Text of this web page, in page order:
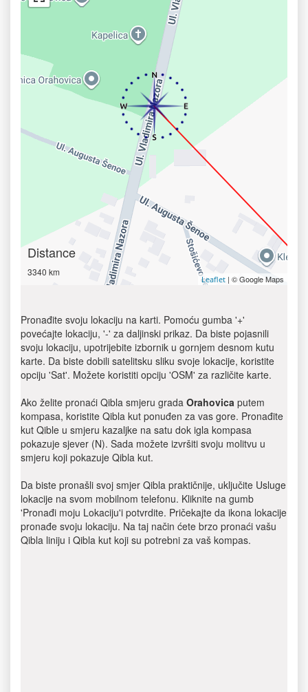
Distance
3340 km
Leaflet | © Google Maps
Pronađite svoju lokaciju na karti. Pomoću gumba '+'
povećajte lokaciju, '-' za daljinski prikaz. Da biste pojasnili
svoju lokaciju, upotrijebite izbornik u gornjem desnom kutu
karte. Da biste dobili satelitsku sliku svoje lokacije, koristite
opciju 'Sat'. Možete koristiti opciju 'OSM' za različite karte.
Ako želite pronaći Qibla smjeru grada Orahovica putem
kompasa, koristite Qibla kut ponuđen za vas gore. Pronađite
kut Qible u smjeru kazaljke na satu dok igla kompasa
pokazuje sjever (N). Sada možete izvršiti svoju molitvu u
smjeru koji pokazuje Qibla kut.
Da biste pronašli svoj smjer Qibla praktičnije, uključite Usluge
lokacije na svom mobilnom telefonu. Kliknite na gumb
'Pronađi moju Lokaciju'i potvrdite. Pričekajte da ikona lokacije
pronađe svoju lokaciju. Na taj način ćete brzo pronaći vašu
Qibla liniju i Qibla kut koji su potrebni za vaš kompas.